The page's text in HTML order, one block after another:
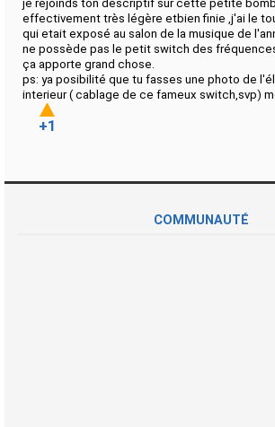
je rejoinds ton descriptif sur cette petite
effectivement très légère etbien finie ,j'ai le
qui etait exposé au salon de la musique de
ne possède pas le petit switch des
ça apporte grand chose.
ps: ya posibilité que tu fasses une photo de
interieur ( cablage de ce fameux switch,svp)
+1
COMMUNAUTÉ